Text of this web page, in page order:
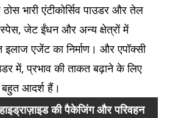
भारी एंटीकोर्सिव पाउडर और तेल
जेट ईंधन और अन्य क्षेत्रों में
एजेंट का निर्माण। और एपॉक्सी
में, प्रभाव की ताकत बढ़ाने के लिए
आदर्श हैं।
की पैकेजिंग और परिवहन